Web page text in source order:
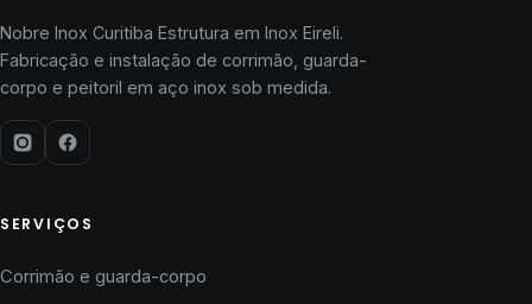
Nobre Inox Curitiba Estrutura em Inox Eireli.
Fabricação e instalação de corrimão, guarda-
corpo e peitoril em aço inox sob medida.
SERVIÇOS
Corrimão e guarda-corpo